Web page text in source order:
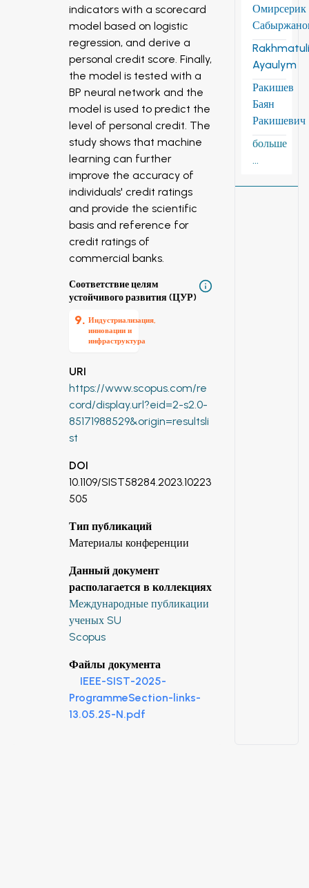
indicators with a scorecard
model based on logistic
regression, and derive a
personal credit score. Finally,
the model is tested with a
BP neural network and the
model is used to predict the
level of personal credit. The
study shows that machine
learning can further
improve the accuracy of
individuals' credit ratings
and provide the scientific
basis and reference for
credit ratings of
commercial banks.
Соответствие целям
устойчивого развития (ЦУР)
9.Индустриализация,
инновации и
инфраструктура
URI
https://www.scopus.com/re
cord/display.url?eid=2-s2.0-
85171988529&origin=resultsli
st
DOI
10.1109/SIST58284.2023.10223
505
Тип публикаций
Материалы конференции
Данный документ
располагается в коллекциях
Международные публикации
ученых SU
Scopus
Файлы документа
IEEE-SIST-2025-
ProgrammeSection-links-
13.05.25-N.pdf
Омирсерик
Ayaulym
Ракишев
Баян
Ракишевич
больше
...